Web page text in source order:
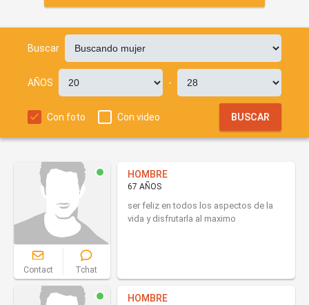
Buscar
AÑOS -
Con foto Con video BUSCAR
Contact Tchat
HOMBRE
67 AÑOS
ser feliz en todos los aspectos de la
vida y disfrutarla al maximo
HOMBRE